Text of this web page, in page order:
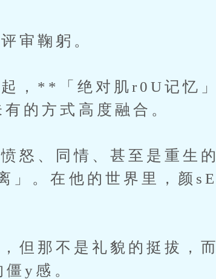
鞠躬。
**「绝对肌r0U记忆」
的方式高度融合。
、同情、甚至是重生的
。在他的世界里，颜sE
那不是礼貌的挺拔，而
y感。